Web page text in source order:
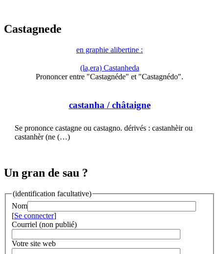
Castagnede
en graphie alibertine :
(la,era) Castanheda
Prononcer entre "Castagnéde" et "Castagnédo".
castanha / châtaigne
Se prononce castagne ou castagno. dérivés : castanhèir ou
castanhèr (ne (…)
Un gran de sau ?
(identification facultative)
Nom
[Se connecter]
Courriel (non publié)
Votre site web